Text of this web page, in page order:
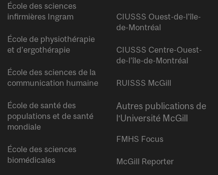
École des sciences
infirmières Ingram
École de physiothérapie
et d’ergothérapie
École des sciences de la
communication humaine
École de santé des
populations et de santé
mondiale
École des sciences
biomédicales
CIUSSS Ouest-de-l’île-
de-Montréal
CIUSSS Centre-Ouest-
de-l’île-de-Montréal
RUISSS McGill
Autres publications de
l’Université McGill
FMHS Focus
McGill Reporter